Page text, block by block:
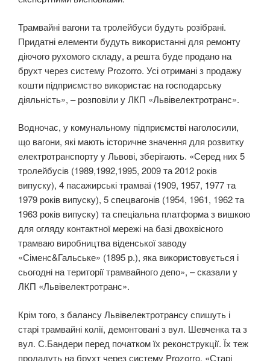
Трамвайні вагони та тролейбуси будуть розібрані.
Придатні елементи будуть використанні для ремонту
діючого рухомого складу, а решта буде продано на
брухт через систему Prozorro. Усі отримані з продажу
кошти підприємство використає на господарську
діяльність», – розповіли у ЛКП «Львівелектротранс».
Водночас, у комунальному підприємстві наголосили,
що вагони, які мають історичне значення для розвитку
електротранспорту у Львові, зберігають. «Серед них 5
тролейбусів (1989,1992,1995, 2009 та 2012 років
випуску), 4 пасажирські трамваї (1909, 1957, 1977 та
1979 років випуску), 5 спецвагонів (1954, 1961, 1962 та
1963 років випуску) та спеціальна платформа з вишкою
для огляду контактної мережі на базі двохвісного
трамваю виробництва віденської заводу
«Сіменс&Гальське» (1895 р.), яка використовується і
сьогодні на території трамвайного депо», – сказали у
ЛКП «Львівелектротранс».
Крім того, з балансу Львівелектротрансу спишуть і
старі трамвайні колії, демонтовані з вул. Шевченка та з
вул. С.Бандери перед початком їх реконструкції. Їх теж
продадуть на брухт через систему Prozorro. «Старі